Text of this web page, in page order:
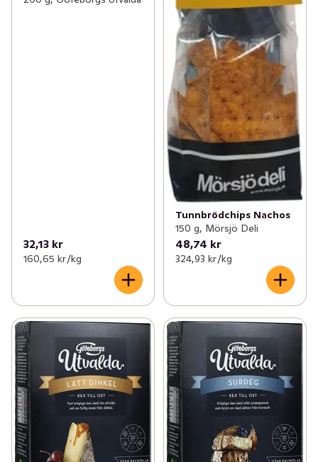
32,13 kr
160,65 kr /kg
Tunnbrödchips Nachos
150 g, Mörsjö Deli
48,74 kr
324,93 kr /kg